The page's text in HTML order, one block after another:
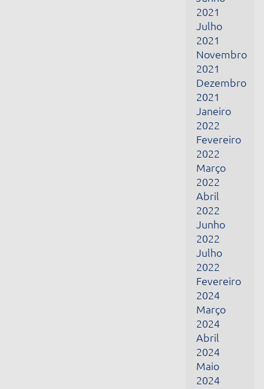
Março
2022
Abril
2022
Junho
2022
Julho
2022
Fevereiro
2024
Março
2024
Abril
2024
Maio
2024
Junho
Fevereiro
Março
2025
Abril
2025
Maio
2025
Dezembro
2025
Janeiro
2026